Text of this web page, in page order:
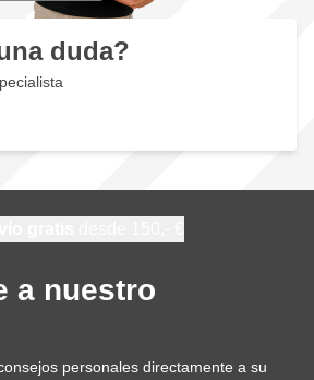
duda?
a nuestro
personales directamente a su